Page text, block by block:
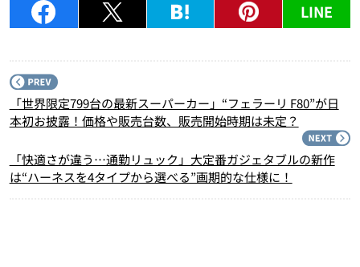
LINE
「世界限定799台の最新スーパーカー」“フェラーリ F80”が日
本初お披露！価格や販売台数、販売開始時期は未定？
「快適さが違う…通勤リュック」大定番ガジェタブルの新作
は“ハーネスを4タイプから選べる”画期的な仕様に！